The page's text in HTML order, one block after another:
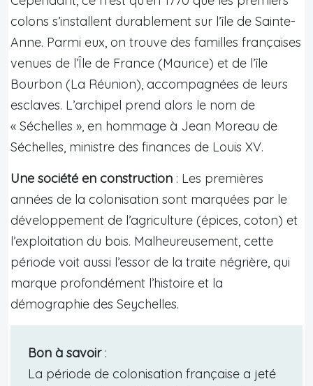
colons s’installent durablement sur l’île de Sainte-
Anne. Parmi eux, on trouve des familles françaises
venues de l’Île de France (Maurice) et de l’île
Bourbon (La Réunion), accompagnées de leurs
esclaves. L’archipel prend alors le nom de
« Séchelles », en hommage à Jean Moreau de
Séchelles, ministre des finances de Louis XV.
Une société en construction : Les premières
années de la colonisation sont marquées par le
développement de l’agriculture (épices, coton) et
l’exploitation du bois. Malheureusement, cette
période voit aussi l’essor de la traite négrière, qui
marque profondément l’histoire et la
démographie des Seychelles.
Bon à savoir:
La période de colonisation française a jeté